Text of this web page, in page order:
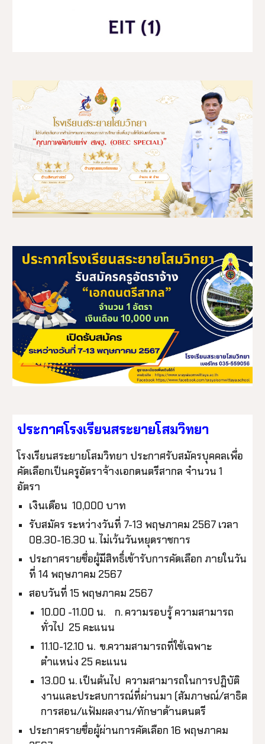
ประกาศโรงเรียนสระยายโสมวิทยา
โรงเรียนสระยายโสมวิทยา ประกาศรับสมัครบุคคลเพื่อ
คัดเลือกเป็นครูอัตราจ้างเอกดนตรีสากล จำนวน 1
อัตรา
เงินเดือน 10,000 บาท
รับสมัคร ระหว่างวันที่ 7-13 พฤษภาคม 2567 เวลา
08.30-16.30 น. ไม่เว้นวันหยุดราชการ
ประกาศรายชื่อผู้มีสิทธิ์เข้ารับการคัดเลือก ภายในวัน
ที่ 14 พฤษภาคม 2567
สอบวันที่ 15 พฤษภาคม 2567
10.00 -11.00 น. ก. ความรอบรู้ ความสามารถ
ทั่วไป 25 คะแนน
11.10-12.10 น. ข.ความสามารถที่ใช้เฉพาะ
ตำแหน่ง 25 คะแนน
13.00 น. เป็นต้นไป ความสามารถในการปฏิบัติ
งานและประสบการณ์ที่ผ่านมา (สัมภาษณ์/สาธิต
การสอน/แฟ้มผลงาน/ทักษาด้านดนตรี
ประกาศรายชื่อผู้ผ่านการคัดเลือก 16 พฤษภาคม